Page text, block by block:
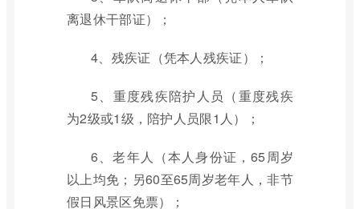
离退休干部证）；
4、残疾证（凭本人残疾证）；
5、重度残疾陪护人员（重度残疾
为2级或1级，陪护人员限1人）；
6、老年人（本人身份证，65周岁
以上均免；另60至65周岁老年人，非节
假日风景区免票）；